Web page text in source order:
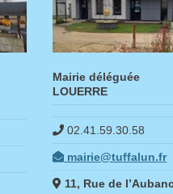
Mairie déléguée
LOUERRE
02.41.59.30.58
mairie@tuffalun.fr
11, Rue de